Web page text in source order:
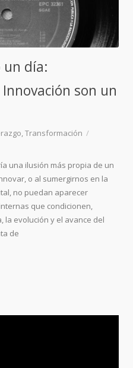
un día:
son un
Transformación
una ilusión más propia de un
o al sumergirnos en la
no puedan aparecer
que condicionen,
la evolución y el avance del
de